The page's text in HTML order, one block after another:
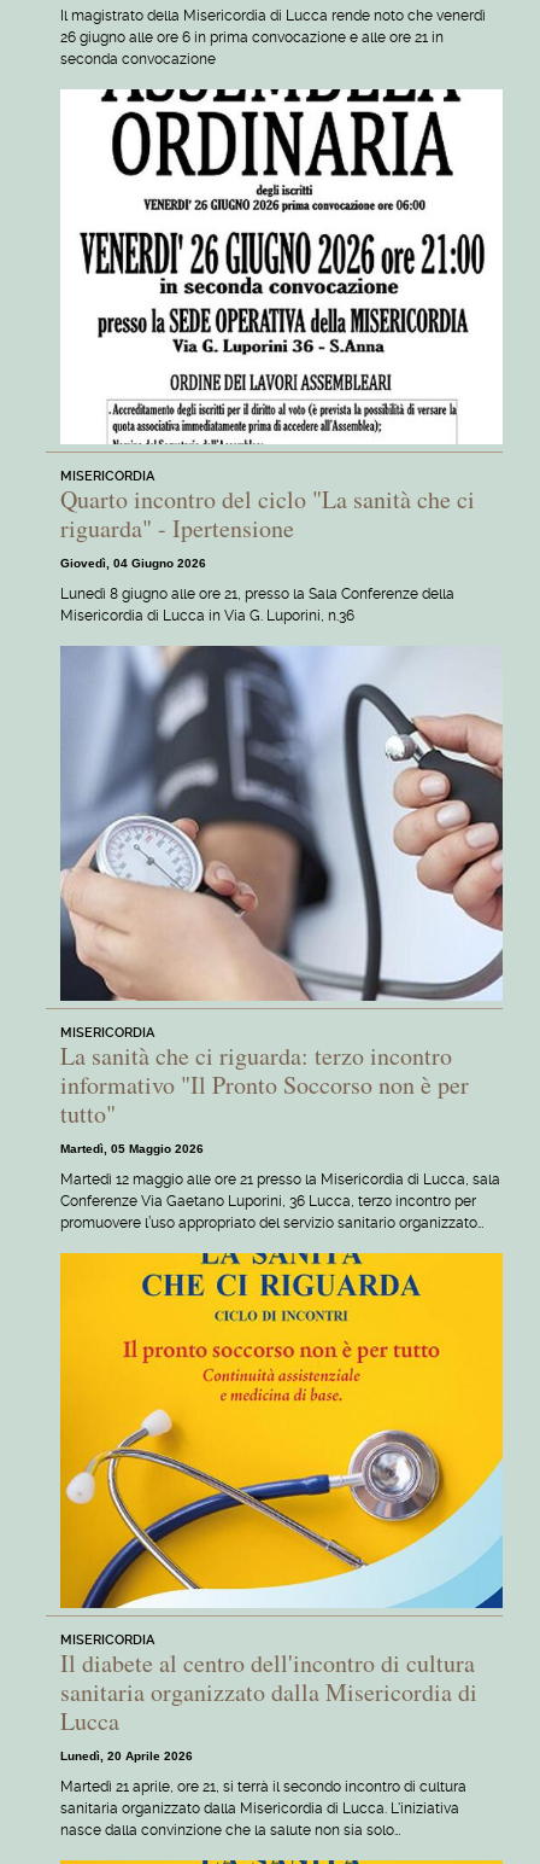
Il magistrato della Misericordia di Lucca rende noto che venerdì
26 giugno alle ore 6 in prima convocazione e alle ore 21 in
seconda convocazione
MISERICORDIA
Quarto incontro del ciclo "La sanità che ci
riguarda" - Ipertensione
Giovedì, 04 Giugno 2026
Lunedì 8 giugno alle ore 21, presso la Sala Conferenze della
Misericordia di Lucca in Via G. Luporini, n.36
MISERICORDIA
La sanità che ci riguarda: terzo incontro
informativo "Il Pronto Soccorso non è per
tutto"
Martedì, 05 Maggio 2026
Martedì 12 maggio alle ore 21 presso la Misericordia di Lucca, sala
Conferenze Via Gaetano Luporini, 36 Lucca, terzo incontro per
promuovere l’uso appropriato del servizio sanitario organizzato…
MISERICORDIA
Il diabete al centro dell'incontro di cultura
sanitaria organizzato dalla Misericordia di
Lucca
Lunedì, 20 Aprile 2026
Martedì 21 aprile, ore 21, si terrà il secondo incontro di cultura
sanitaria organizzato dalla Misericordia di Lucca. L'iniziativa
nasce dalla convinzione che la salute non sia solo…